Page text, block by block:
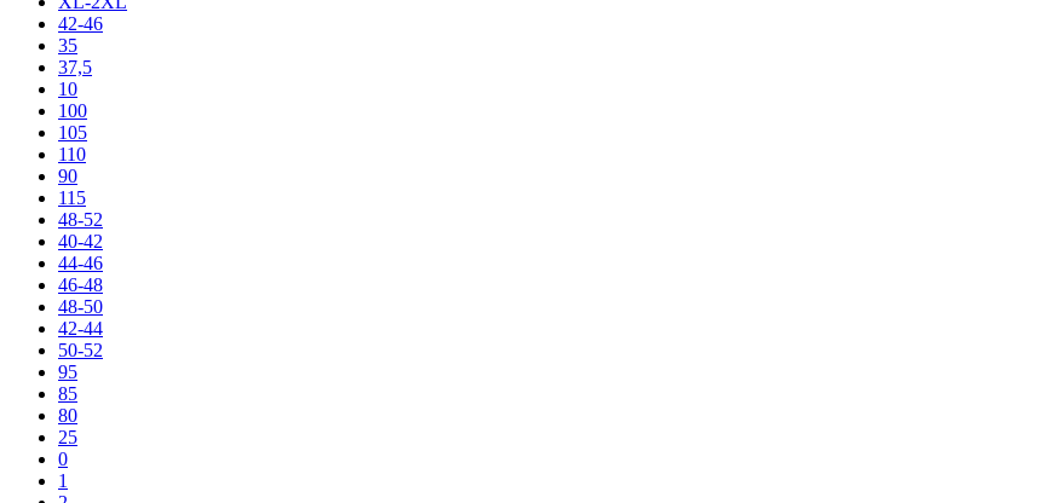
42-46
35
37,5
10
100
105
110
90
115
48-52
40-42
44-46
46-48
48-50
42-44
50-52
95
85
80
25
0
1